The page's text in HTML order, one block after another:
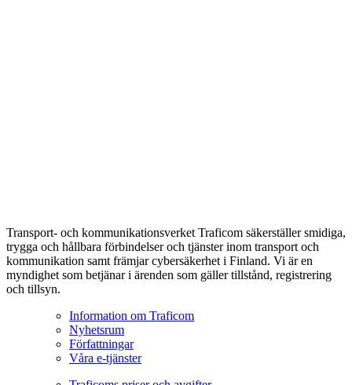
Transport- och kommunikationsverket Traficom säkerställer smidiga,
trygga och hållbara förbindelser och tjänster inom transport och
kommunikation samt främjar cybersäkerhet i Finland. Vi är en
myndighet som betjänar i ärenden som gäller tillstånd, registrering
och tillsyn.
Information om Traficom
Nyhetsrum
Författningar
Våra e-tjänster